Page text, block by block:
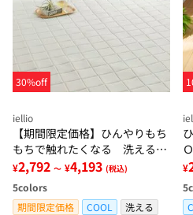
30%off
iellio
【期間限定価格】ひんやりもち
もちで触れたくなる 洗えるラ
グ＜低反発・滑りにくい・接触
冷感・防ダニ・カーペット＞
¥2,792 ～ ¥4,193 (税込)
5colors
期間限定価格
COOL
洗える
＞
¥
5